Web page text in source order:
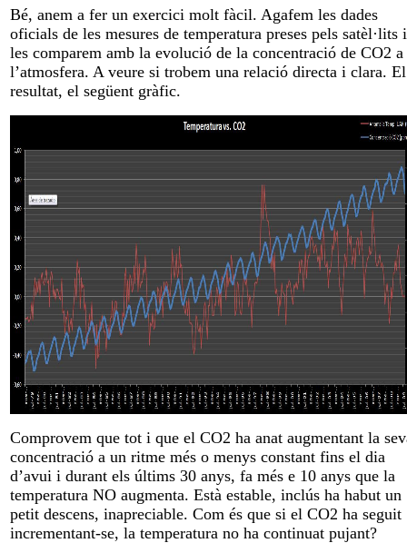
Bé, anem a fer un exercici molt fàcil. Agafem les dades
oficials de les mesures de temperatura preses pels satèl·lits i
les comparem amb la evolució de la concentració de CO2 a
l’atmosfera. A veure si trobem una relació directa i clara. El
resultat, el següent gràfic.
Comprovem que tot i que el CO2 ha anat augmentant la
concentració a un ritme més o menys constant fins el dia
d’avui i durant els últims 30 anys, fa més e 10 anys que la
temperatura NO augmenta. Està estable, inclús ha habut un
petit descens, inapreciable. Com és que si el CO2 ha seguit
incrementant-se, la temperatura no ha continuat pujant?